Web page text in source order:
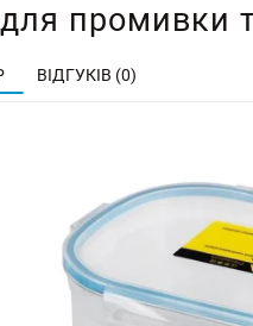
промивки
ВІДГУКІВ (0)